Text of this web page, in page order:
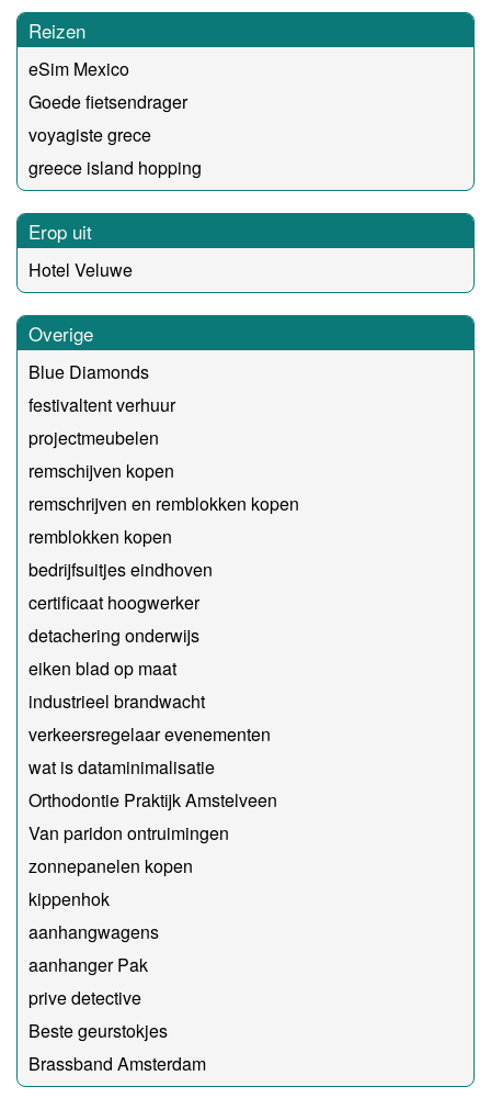
Reizen
eSim Mexico
Goede fietsendrager
voyagiste grece
greece island hopping
Erop uit
Hotel Veluwe
Overige
Blue Diamonds
festivaltent verhuur
projectmeubelen
remschijven kopen
remschrijven en remblokken kopen
remblokken kopen
bedrijfsuitjes eindhoven
certificaat hoogwerker
detachering onderwijs
eiken blad op maat
industrieel brandwacht
verkeersregelaar evenementen
wat is dataminimalisatie
Orthodontie Praktijk Amstelveen
Van paridon ontruimingen
zonnepanelen kopen
kippenhok
aanhangwagens
aanhanger Pak
prive detective
Beste geurstokjes
Brassband Amsterdam